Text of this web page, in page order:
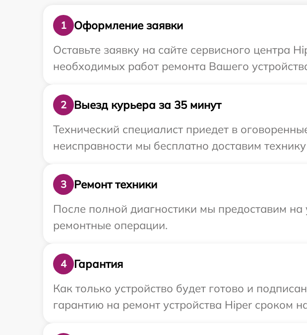
1
Оформление заявки
Оставьте заявку на сайте сервисного центра
необходимых работ ремонта Вашего
2
Выезд курьера за 35 минут
Технический специалист приедет в
неисправности мы бесплатно доставим
3
Ремонт техники
После полной диагностики мы предоставим
ремонтные операции.
4
Гарантия
Как только устройство будет готово и
гарантию на ремонт устройства Hiper сроком